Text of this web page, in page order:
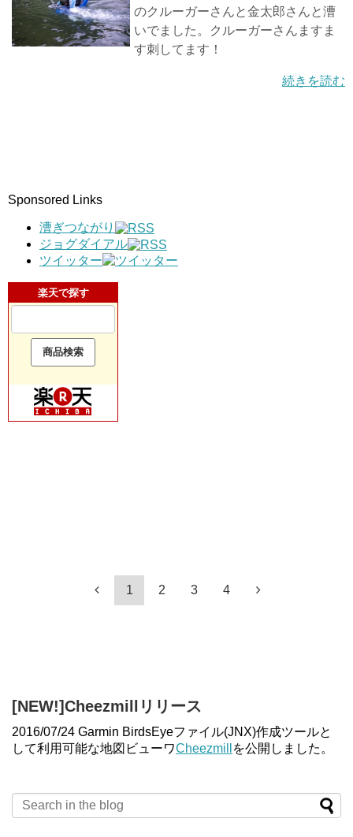
のクルーガーさんと金太郎さんと漕
いでました。クルーガーさんますま
す刺してます！
続きを読む
Sponsored Links
漕ぎつながり
ジョグダイアル
ツイッター
楽天で探す
1 2 3 4
[NEW!]Cheezmillリリース
2016/07/24 Garmin BirdsEyeファイル(JNX)作成ツールと
して利用可能な地図ビューワCheezmill を公開しました。